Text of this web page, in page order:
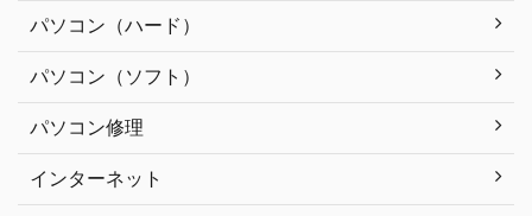
パソコン（ハード）
パソコン（ソフト）
パソコン修理
インターネット